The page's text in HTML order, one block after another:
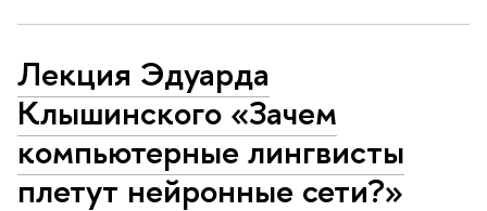
Лекция Эдуарда
Клышинского «Зачем
компьютерные лингвисты
плетут нейронные сети?»